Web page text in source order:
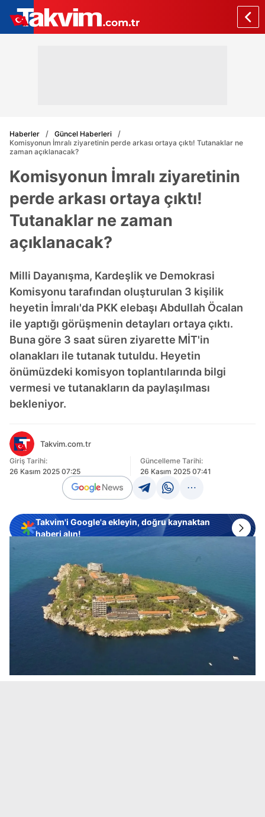
Haberler
Güncel Haberleri
Komisyonun İmralı ziyaretinin perde arkası ortaya çıktı! Tutanaklar ne
zaman açıklanacak?
Komisyonun İmralı ziyaretinin
perde arkası ortaya çıktı!
Tutanaklar ne zaman
açıklanacak?
Milli Dayanışma, Kardeşlik ve Demokrasi
Komisyonu tarafından oluşturulan 3 kişilik
heyetin İmralı'da PKK elebaşı Abdullah Öcalan
ile yaptığı görüşmenin detayları ortaya çıktı.
Buna göre 3 saat süren ziyarette MİT'in
olanakları ile tutanak tutuldu. Heyetin
önümüzdeki komisyon toplantılarında bilgi
vermesi ve tutanakların da paylaşılması
bekleniyor.
Takvim.com.tr
Giriş Tarihi:
26 Kasım 2025 07:25
Güncelleme Tarihi:
26 Kasım 2025 07:41
Takvim'i Google'a ekleyin, doğru kaynaktan
haberi alın!